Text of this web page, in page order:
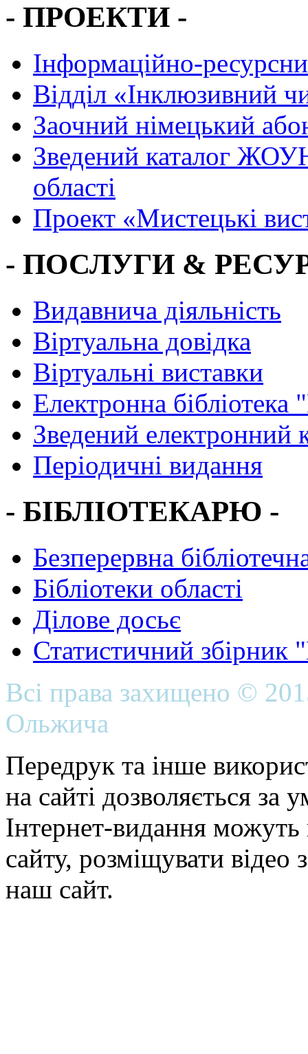
- ПРОЕКТИ -
Інформаційно-
Вiддiл «Інклюзивний
Заочний німецький
Зведений каталог
області
Проект «Мистецькі
- ПОСЛУГИ &
Видавнича діяльність
Віртуальна довідка
Віртуальні виставки
Електронна
Зведений електронний
Періодичні видання
- БІБЛІОТЕКАРЮ -
Безперервна
Бібліотеки області
Ділове досьє
Статистичний
Всі права захищено ©
Ольжича
Передрук та інше
на сайті дозволяється
Інтернет-видання можуть
сайту, розміщувати відео
наш сайт.